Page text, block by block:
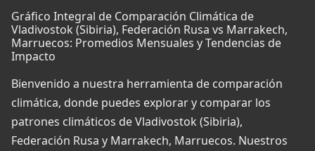
Gráfico Integral de Comparación Climática de
Vladivostok (Sibiria), Federación Rusa vs Marrakech,
Marruecos: Promedios Mensuales y Tendencias de
Impacto
Bienvenido a nuestra herramienta de comparación
climática, donde puedes explorar y comparar los
patrones climáticos de Vladivostok (Sibiria),
Federación Rusa y Marrakech, Marruecos. Nuestros